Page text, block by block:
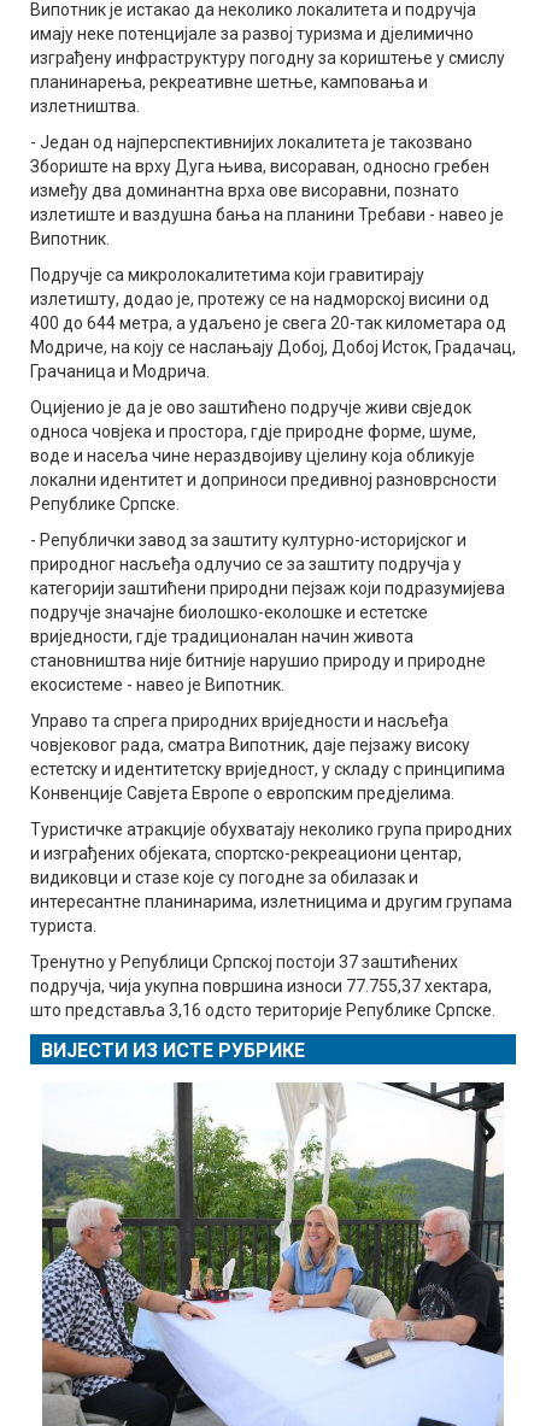
Випотник је истакао да неколико локалитета и подручја
имају неке потенцијале за развој туризма и дјелимично
изграђену инфраструктуру погодну за кориштење у смислу
планинарења, рекреативне шетње, камповања и
излетништва.
- Један од најперспективнијих локалитета је такозвано
Збориште на врху Дуга њива, висораван, односно гребен
између два доминантна врха ове висоравни, познато
излетиште и ваздушна бања на планини Требави - навео је
Випотник.
Подручје са микролокалитетима који гравитирају
излетишту, додао је, протежу се на надморској висини од
400 до 644 метра, а удаљено је свега 20-так километара од
Модриче, на коју се наслањају Добој, Добој Исток, Градачац,
Грачаница и Модрича.
Оцијенио је да је ово заштићено подручје живи свједок
односа човјека и простора, гдје природне форме, шуме,
воде и насеља чине нераздвојиву цјелину која обликује
локални идентитет и доприноси предивној разноврсности
Републике Српске.
- Републички завод за заштиту културно-историјског и
природног насљеђа одлучио се за заштиту подручја у
категорији заштићени природни пејзаж који подразумијева
подручје значајне биолошко-еколошке и естетске
вриједности, гдје традиционалан начин живота
становништва није битније нарушио природу и природне
екосистеме - навео је Випотник.
Управо та спрега природних вриједности и насљеђа
човјековог рада, сматра Випотник, даје пејзажу високу
естетску и идентитетску вриједност, у складу с принципима
Конвенције Савјета Европе о европским предјелима.
Туристичке атракције обухватају неколико група природних
и изграђених објеката, спортско-рекреациони центар,
видиковци и стазе које су погодне за обилазак и
интересантне планинарима, излетницима и другим групама
туриста.
Тренутно у Републици Српској постоји 37 заштићених
подручја, чија укупна површина износи 77.755,37 хектара,
што представља 3,16 одсто територије Републике Српске.
ВИЈЕСТИ ИЗ ИСТЕ РУБРИКЕ